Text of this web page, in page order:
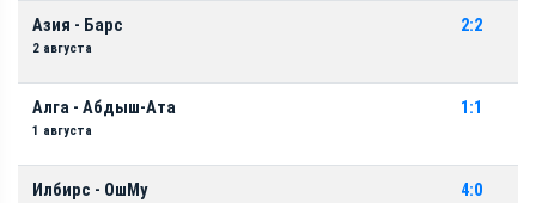
Азия - Барс
2 августа
2:2
Алга - Абдыш-Ата
1 августа
1:1
Илбирс - ОшМу 4:0